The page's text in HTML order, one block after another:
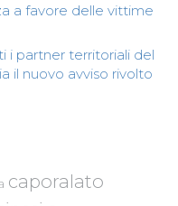
a favore delle vittime
i partner territoriali del
il nuovo avviso rivolto
caporalato